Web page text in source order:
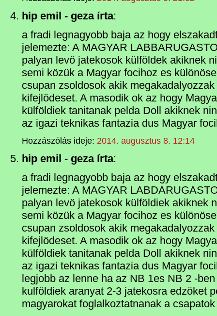
hip emil - geza írta:
a fradi legnagyobb baja az hogy
jelemezte: A MAGYAR
palyan levö jatekosok külföldek akiknek
semi közük a Magyar focihoz es
csupan zsoldosok akik
kifejlödeset. A masodik ok az hogy
külföldiek tanitanak pelda Doll akiknek
az igazi teknikas fantazia dus Magyar
Hozzászólás ideje: 2014. augusztus 8. 12:14
hip emil - geza írta:
a fradi legnagyobb baja az hogy
jelemezte: A MAGYAR
palyan levö jatekosok külföldiek akiknek
semi közük a Magyar focihoz es
csupan zsoldosok akik
kifejlödeset. A masodik ok az hogy
külföldiek tanitanak pelda Doll akiknek
az igazi teknikas fantazia dus Magyar
legjobb az lenne ha az NB 1es NB 2 -
kulföldiek aranyat 2-3 jatekosra edzöket
magyarokat foglalkoztatnanak a csapatok